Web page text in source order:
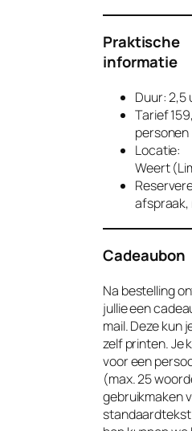
Praktische
informatie
Duur: 2,5
Tarief
personen
Locatie:
Weert
afspraak,
Cadeaubon
Na bestelling
jullie een
mail. Deze kun
zelf printen. Je
voor een
(max. 25
gebruikmaken